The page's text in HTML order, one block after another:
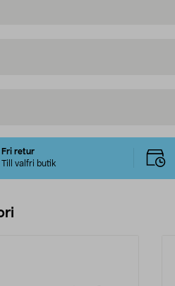
Fri retur
Till valfri butik